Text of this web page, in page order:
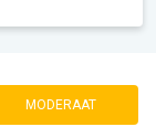
MODERAAT